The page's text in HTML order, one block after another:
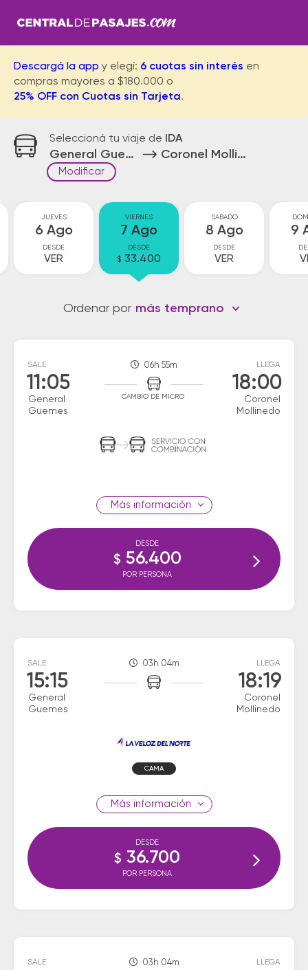
Descargá la app y elegí: 6 cuotas sin interés en
compras mayores a $180.000 o
25% OFF con Cuotas sin Tarjeta.
Seleccioná tu viaje de IDA
General Guemes Coronel Mollinedo
Modificar
JUEVES
6 Ago
DESDE
VER
VIERNES
7 Ago
DESDE
$ 33.400
SABADO
8 Ago
DESDE
VER
9
Ordenar por más temprano
SALE
11:05
General
Guemes
06h 55m
CAMBIO DE MICRO
LLEGA
18:00
Coronel
Mollinedo
información
DESDE
$ 56.400
POR PERSONA
SALE
15:15
General
Guemes
03h 04m LLEGA
18:19
Coronel
Mollinedo
CAMA
información
DESDE
$ 36.700
POR PERSONA
SALE 03h 04m LLEGA